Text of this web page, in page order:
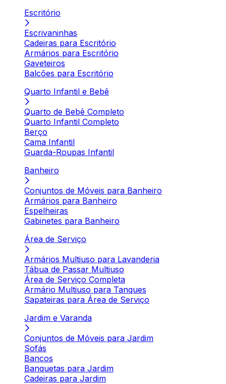
Escritório
Escrivaninhas
Cadeiras para Escritório
Armários para Escritório
Gaveteiros
Balcões para Escritório
Quarto Infantil e Bebê
Quarto de Bebê Completo
Quarto Infantil Completo
Berço
Cama Infantil
Guarda-Roupas Infantil
Banheiro
Conjuntos de Móveis para Banheiro
Armários para Banheiro
Espelheiras
Gabinetes para Banheiro
Área de Serviço
Armários Multiuso para Lavanderia
Tábua de Passar Multiuso
Área de Serviço Completa
Armário Multiuso para Tanques
Sapateiras para Área de Serviço
Jardim e Varanda
Conjuntos de Móveis para Jardim
Sofás
Bancos
Banquetas para Jardim
Cadeiras para Jardim